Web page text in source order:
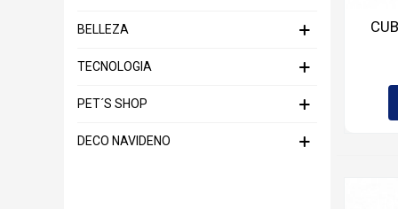
BELLEZA
TECNOLOGIA
PET´S SHOP
DECO NAVIDENO